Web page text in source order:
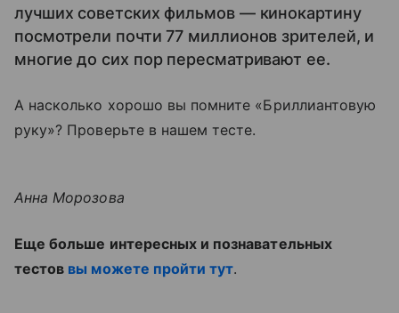
лучших советских фильмов — кинокартину
посмотрели почти 77 миллионов зрителей, и
многие до сих пор пересматривают ее.
А насколько хорошо вы помните «Бриллиантовую
руку»? Проверьте в нашем тесте.
Анна Морозова
Еще больше интересных и познавательных
тестов вы можете пройти тут.